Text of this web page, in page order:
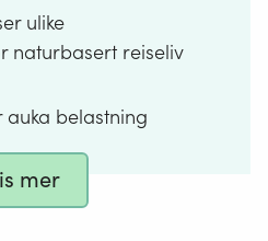
ulike
naturbasert reiseliv
belastning
ferdsel og
største trusselen,
mer